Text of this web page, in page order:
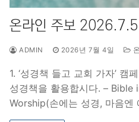
온라인 주보 2026.7.5
ADMIN 2026년 7월 4일
1. ‘성경책 들고 교회 가자’ 캠
성경책을 활용합시다. –
Worship(손에는 성경, 마음엔